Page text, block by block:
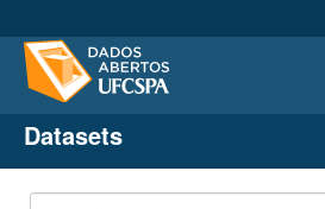
Datasets
Organizations
Datasets